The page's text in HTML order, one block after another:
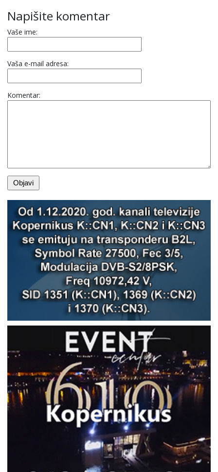
Napišite komentar
Vaše ime:
Vaša e-mail adresa:
Komentar: